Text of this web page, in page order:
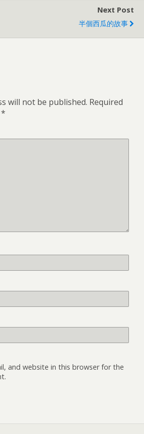
Next Post
半個西瓜的故事
will not be published. Required
*
and website in this browser for the